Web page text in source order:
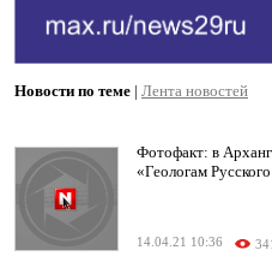
Новости по теме | Лента новостей
Фотофакт: в
«Геологам
14.04.21 10:36